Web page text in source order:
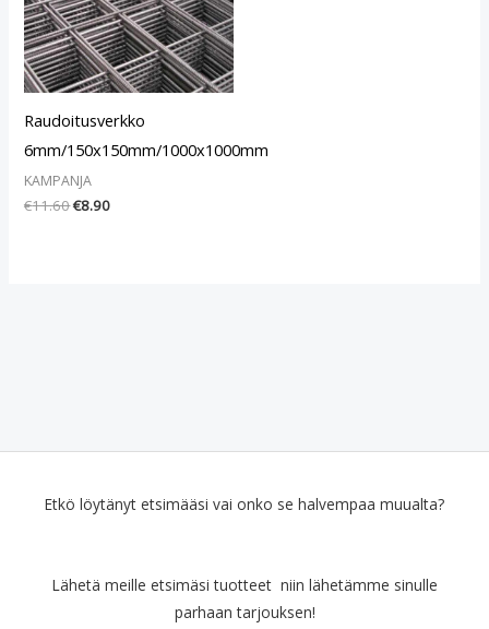
Raudoitusverkko
6mm/150x150mm/1000x1000mm
KAMPANJA
€11.60€8.90
Etkö löytänyt etsimääsi vai onko se halvempaa muualta?
Lähetä meille etsimäsi tuotteet niin lähetämme sinulle
parhaan tarjouksen!